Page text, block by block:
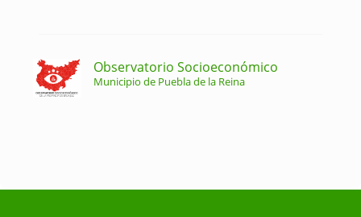
Observatorio Socioeconómico
Municipio de Puebla de la Reina